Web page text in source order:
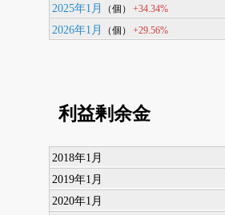
2025年1月
（個） +34.34%
2026年1月
（個） +29.56%
利益剰余金
2018年1月
2019年1月
2020年1月